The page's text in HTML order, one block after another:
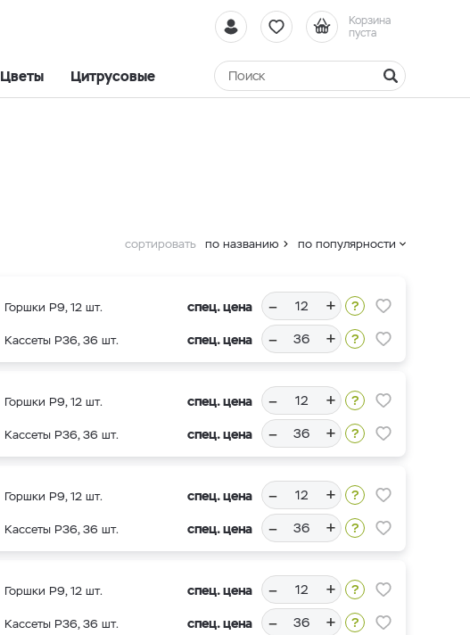
Корзина
пуста
Цветы Цитрусовые
сортировать по названию по популярности
Горшки Р9, 12 шт. спец. цена – +
Кассеты Р36, 36 шт. спец. цена – +
Горшки Р9, 12 шт. спец. цена – +
Кассеты Р36, 36 шт. спец. цена – +
Горшки Р9, 12 шт. спец. цена – +
Кассеты Р36, 36 шт. спец. цена – +
Горшки Р9, 12 шт. спец. цена – +
Кассеты Р36, 36 шт. спец. цена – +